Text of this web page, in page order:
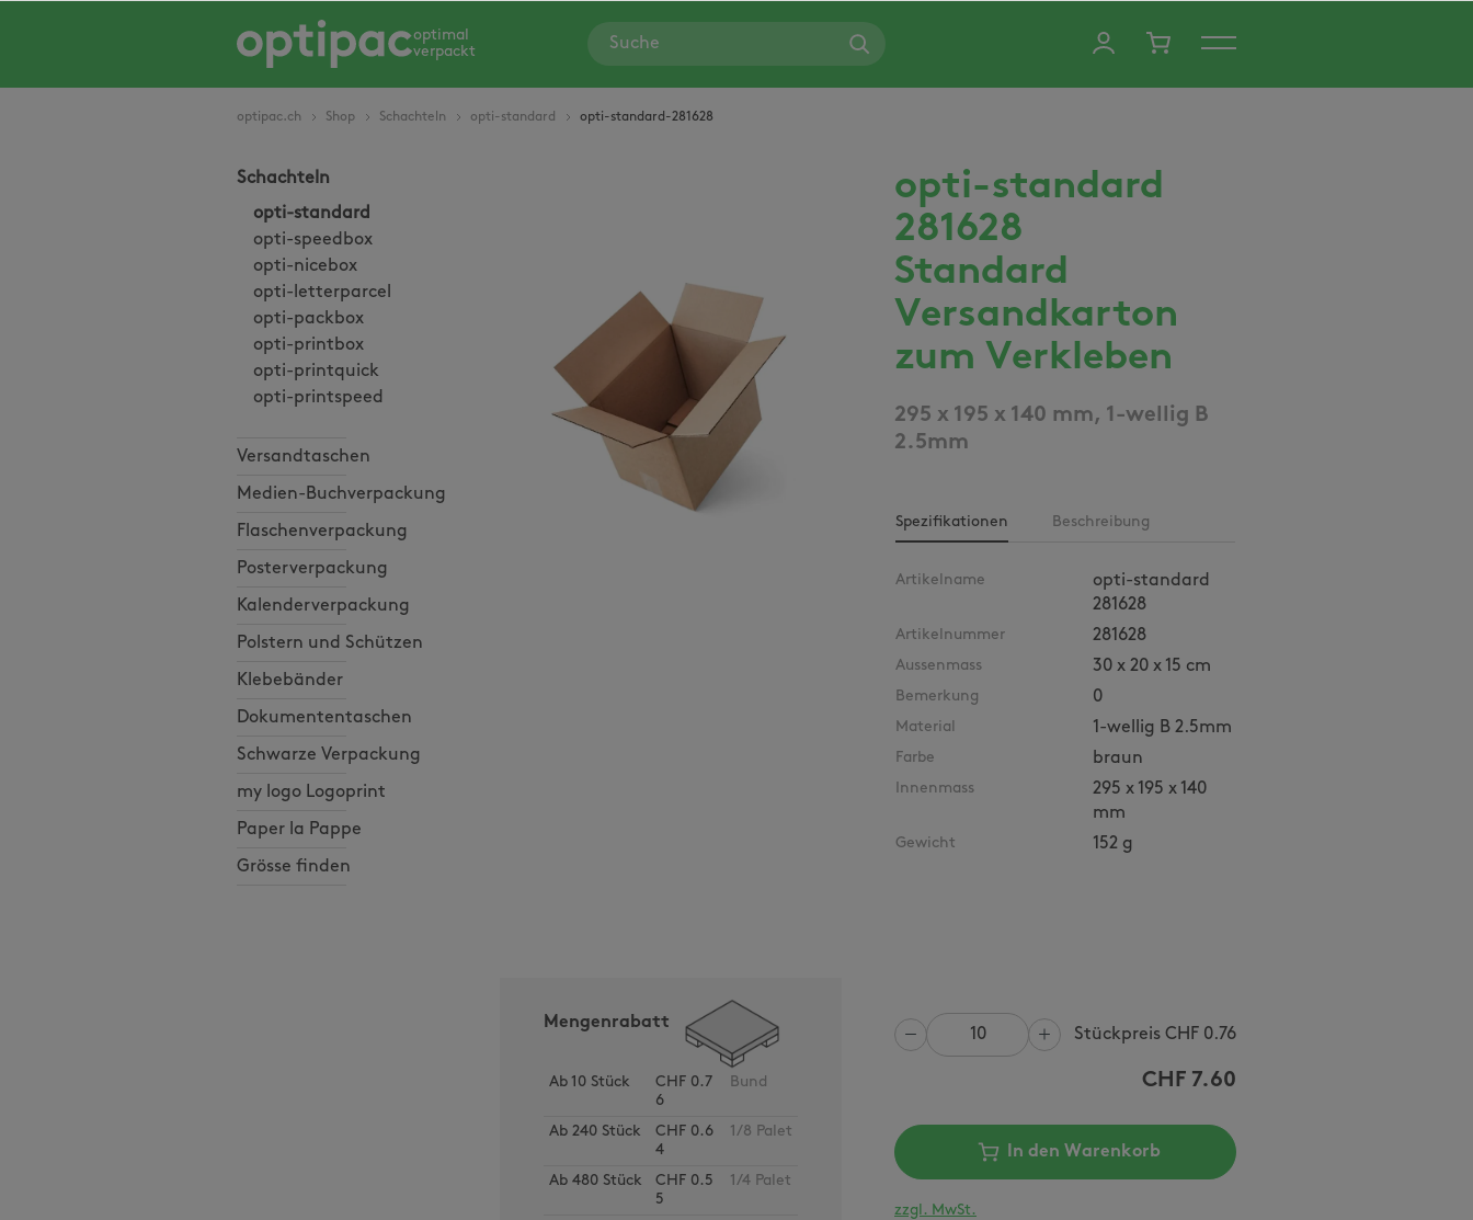
Zur Hauptnavigation springen
optimal
verpackt
optipac.ch Shop Schachteln opti-standard opti-standard-281628
Schachteln
opti-standard
opti-speedbox
opti-nicebox
opti-letterparcel
opti-packbox
opti-printbox
opti-printquick
opti-printspeed
Versandtaschen
Medien-Buchverpackung
Flaschenverpackung
Posterverpackung
Kalenderverpackung
Polstern und Schützen
Klebebänder
Dokumententaschen
Schwarze Verpackung
my logo Logoprint
Paper la Pappe
Grösse finden
opti-standard
281628
Standard
Versandkarton
zum Verkleben
295 x 195 x 140 mm, 1-wellig B
2.5mm
Spezifikationen Beschreibung
Artikelname
opti-standard
281628
Artikelnummer 281628
Aussenmass 30 x 20 x 15 cm
Bemerkung 0
Material 1-wellig B 2.5mm
Farbe braun
Innenmass
295 x 195 x 140
mm
Gewicht 152 g
Mengenrabatt
Ab 10 Stück
CHF 0.7
6
Bund
Ab 240 Stück
CHF 0.6
4
1/8 Palet
Ab 480 Stück
CHF 0.5
5
1/4 Palet
Anzahl Stückpreis CHF 0.76
CHF 7.60
In den Warenkorb
zzgl. MwSt.